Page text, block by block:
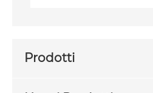
Prodotti